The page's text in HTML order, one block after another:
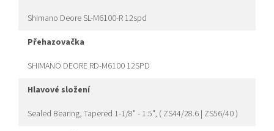
Shimano Deore SL-M6100-R 12spd
přehazovačka
SHIMANO DEORE RD-M6100 12SPD
hlavové složení
Sealed Bearing, Tapered 1-1/8" - 1.5", ( ZS44/28.6 | ZS56/40 )